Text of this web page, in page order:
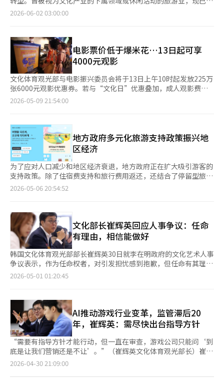
正在努力争取国内外的顶级艺人。”由于四大企划公司主导，可能
然头条演出需要顶级艺术家，但在其他各种演出和活动中将为新人
歌手、新兴企划公司和其他娱乐文化领域的公司创造机会。”粉丝
颁奖典礼的公正性和透明性也是核心议题。在量化粉丝的热情和活
动过程中，纯粹性可能受到损害，可能会引发比现有颁奖典礼更大
的公正性争议。朴委员长表示：“在评估粉丝的活动和热情时，当
然会有副作用，但如果认为正作用大于副作用，就可以尝试。”他
进一步强调：“进行研究、数据收集和分析的公正性是最重要的，
主办方必须让所有人都意识到没有操控的余地。”然而，数据计算
由谁来改进，目前正在进行深入研究，由于这是政府的工作，应该
采取选择几家公司进行招标的方式。”活动基础设施的变量也仍然
存在。作为主要舞台之一的首尔竞技场目前正在建设中。崔委员长
表示：“我们正在检查建设进展情况，认为不会有太大障碍，但如
果出现问题，需要寻找替代方案。”关于政府主导的K文化活动，
海外也有可能加强“政府策划论”的担忧。朴委员长表示：“如果
说K-pop或K文化在全球受欢迎的原因是政府的支持，那并不属
实。政府并不是策划后让民间去做，而是前线的K-pop公司提出了
们需要做什么，并对其回答进行支持。”最终，패노메논的成败在
于能否将“韩国版科切拉”的口号真正实现为可持续的节日。全球
阵容的保障、粉丝颁奖典礼的公正性、预算和收益结构的透明性、
与现有K文化活动的差异化、交通、住宿、安全等运营能力都将面
临考验。崔委员长表示：“起初我们努力不去过于贪心，若一开始
就想做所有事情可能会难以承担，因此我们正在削减计划。初期目
标是让全球娱乐产业信任，并成为一个让人们想要亲自到场参与的
能时代培养思考和提问的能力。” 另外，2026年首尔国际书展迎
来了第68届。共有来自18个国家的538家参展商（国内361家，海
研讨会、现场活动等。参与书展的作家和演讲者达到326人（国内
281人，海外45人）。 ※ 本报道经人工智能（AI）系统翻译与编
辑。
次事件的2名嫌疑人调查结束后，将启动起诉程序。文化部与韩国
版权保护中心（越南办事处）、NAVER WEBTOON将积极配合越
程序。 同时，网络漫画行业呼吁对非法网站运营者进行深入调
查。韩国数字内容创作者协会（以下简称“韩创”）与通过
NewToki和BookToki遭受非法传播损失的134名作者于11日向警
察厅提交了刑事控告书，并召开了紧急记者会，要求迅速引渡
ManaMoA的运营者。 此次刑事控告由134名通过NewToki和
BookToki遭受非法传播的作者共同参与。他们向警察厅传达了对
NewToki运营者进行迅速和深入调查的要求，并要求彻底查明
NewToki、BookToki与ManaMoA之间的关系、共犯及协助者、
性。 文化部长崔辉英表示：“我们将继续加强对K-内容非法传播
的国际合作，进一步巩固海外版权保护基础，确保K-内容在全球获
得应有的价值认可。” ※ 本报道经人工智能（AI）系统翻译与编
辑。
升为推动内需经济复苏和地区均衡发展的核心“国家战略产业”，
2030年前提前实现吸引3000万外国游客的国家目标。 目前，来韩
外国游客的指标呈现明显上升趋势。根据文化体育观光部的数据，
2025年下半年访客较2024年下半年增加了17%，而今年上半年则
较去年同期增长了22%，创下历史最高的来韩游客记录。实际上，
今年第一季度来韩外国游客已突破500万，较去年增长23%。此
外，地方机场入境游客也激增50%，显示出地方旅游的活跃度。外
国人在韩国的信用卡消费额也随之上升，为内需经济注入了活力。
崔辉英文化体育观光部部长在上个月28日的国民主权政府成立一周
将“地方旅游”列为关键任务。由于来韩外国游客中超过80%仍集
中在首都圈，导致区域内需求激增，使得韩国旅游变得昂贵且不
便，产生了负面影响。 崔部长强调：“地方虽然有住宿能力，但
在产品开发、交通和内容联动方面仍不足。更快地激活地方旅游，
并将内容、交通和住宿有效联动，是稳定上升的基础。” 为了解
决这一问题，文化体育观光部正在推进的“5极3特大型旅游区”项
目，是将以首都圈为中心的旅游格局重塑为5个超广域区域（5极）
和3个特别自治道（3特）的重大区域旅游再设计项目。其核心在于
的节庆活动，依据实际游客的行程和动线重新划定区域边界。 为
此，各区域将作为中心，将地方机场、住宿设施和区域交通网络打
包紧密连接，并发掘各区域的差异化“地方特色”，以引导停留型
旅游。特别是李总统已指示国土交通部，为吸引外国游客，打破国
籍航空公司的保护逻辑，积极开放外航航线，因此地方机场的活化
项目也将获得更大动力。 为了将这一大型旅游区构想落到实处，
并改善国内旅游的顽疾，文化体育观光部于上个月20日与韩国旅游
公社及13个地方旅游推进组织（DMO）召开了促进地方旅游活化
动”的一部分。 当时，李总统呼吁改善国内旅游的最大障碍——宰
客现象、外籍人士的轻视和不友好的生活文化，要求个体经营者和
行政机构共同参与创新运动。因此，文化体育观光部与全国DMO
正在开展共同标语制作的活动，并将合作结构从基础地方政府扩展
到乡、镇、村的行政区域。此外，还将建立以居民主导的民间合作
体系，如旅游合作社和乡村企业，力争将其落实为常态化的地方创
新运动。 专家们建议，政府的政策驱动要实现实质性成果，必须
2026-06-02 03:00:00
电影票价低于爆米花…13日起可享
4000元观影
文化体育观光部与电影振兴委员会将于13日上午10时起发放225万
张6000元观影优惠券。若与“文化日”优惠叠加，成人观影费用
可降至4000元。 此次优惠券可在CGV、乐天影院、Megabox、
别放映厅，均可享受6000元的优惠。文化日、早场、青少年、老
年人、残疾人卡的折扣等现有优惠也可叠加使用，但通信公司折扣
不可重复使用。 4000元观影费用仅在与文化日优惠叠加时适用。
从本月起，主要多厅影院将在每月的第二周和最后一周的周三下午
5时至9时期间，成人票价为1万元，青少年票价为8000元，以扩大
文化日的优惠。再加上6000元的优惠券，成人票价可降至4000
元。 优惠券采用先到先得的方式。各影院准备的数量用完后，未
使用的优惠券也将失效。由于系统原因，独立、艺术电影院、小型
方式。 政府计划在7月再发放225万张优惠券，整体规模为通过追
加预算获得的450万张。使用过第一次优惠券的观众也将包括在第
二次优惠券的发放对象中。 此次优惠券的发放旨在提振低迷的影
院消费。自新冠疫情以来，影院观众的恢复缓慢，加之OTT的普及
和票价上涨，使得观影负担加重。预计优惠券将短期内增加观众流
入。 然而，仅靠优惠券难以扭转影院产业的结构性疲软。观众选
择前往影院的原因不仅在于价格，还与内容竞争力和观影体验密切
相关。要使优惠券不仅仅是一次性消费刺激，还需与新片的票房表
示：“优惠券的发放将有助于更多的韩国电影与更多观众见
面。”※ 本报道经人工智能（AI）系统翻译与编辑。
2026-05-09 21:54:00
地方政府多元化旅游支持政策振兴地
区经济
为了应对人口减少和地区经济衰退，地方政府正在扩大吸引游客的
支持政策。除了住宿费支持和旅行费用返还，还结合了停留型旅游
和环保项目，进一步多样化了以旅游为主的地区振兴战略。5月6
宿”的理念，通过市民参与型宣传扩大碳中和旅行。目标对象是直
接使用全州绿色住宿参与酒店的游客，参与者将通过实际住宿和体
验了解环保旅行方式。入选的记者团将在全州地区住宿，执行如使
用公共交通、践行零废弃等环保旅行任务。住宿费由个人承担，但
将提供包括零废弃牙刷和交通卡在内的环保欢迎礼包。体验后需在
规定时间内撰写1000字以上的体验内容，完成任务和体验的参与
者将获得稿费。最近，地方政府正在扩大各种旅行支持政策。自4
月起，文化体育观光部和韩国观光公社正在推进“半价旅行”项
至全国16个地区，包括江原、全南、庆南等。该支持以地区爱心商
品券形式返还，旨在促进地区内消费。通过预申请和审批，可获得
移动地区爱心商品券。行政安全部也将今年指定为“岛屿访问
年”，实施住宿费支持政策。主要在夏季假期和国际活动期间支持
岛屿地区游客的住宿费，旨在引导停留型旅游。计划在夏季假期和
9月举办的“2026丽水世界岛屿博览会”期间集中支持。停留型旅
游支持也在增加。忠南洪城、庆北金泉、全北部分地方政府通
过“一个月生活”项目支持住宿费和体验费，鼓励长期停留。这是
一种强调地区生活体验的方式，旨在同时促进地区消费和关系形
2026-05-06 20:54:52
文化部长崔辉英回应人事争议：任命
有理由，相信能做好
韩国文化体育观光部部长崔辉英30日就李在明政府的文化艺术人事
争议表示，作为任命权者，对引发担忧感到抱歉，但任命有其理
由。崔辉英在首尔国立现代美术馆的会议上表示，国民对政府有很
对此，崔辉英回应称，任命可能因视角不同而产生差异，需接受批
评视角，但对人身攻击感到遗憾。崔辉英强调，政府透明运作，愿
意解释任命决定，并相信被任命者能胜任。此前，文化界在青瓦台
前抗议李在明政府的文化艺术机构负责人任命，批评其缺乏明确标
准和程序。
2026-05-01 01:20:45
AI推动游戏行业变革，监管滞后20
年，崔辉英：需尽快出台指导方针
“需要有指导方针才能行动，但一直在审查，游戏公司只能问‘到
底是让我们营销还是不让’。”（崔辉英文化体育观光部长）崔辉
英部长在30日的会议上表示，必须尽快为行业提供指导，即使
尽量提供指导，并批评了文体部游戏部门。会议上，文体部官员、
2026-04-30 21:09:00
页